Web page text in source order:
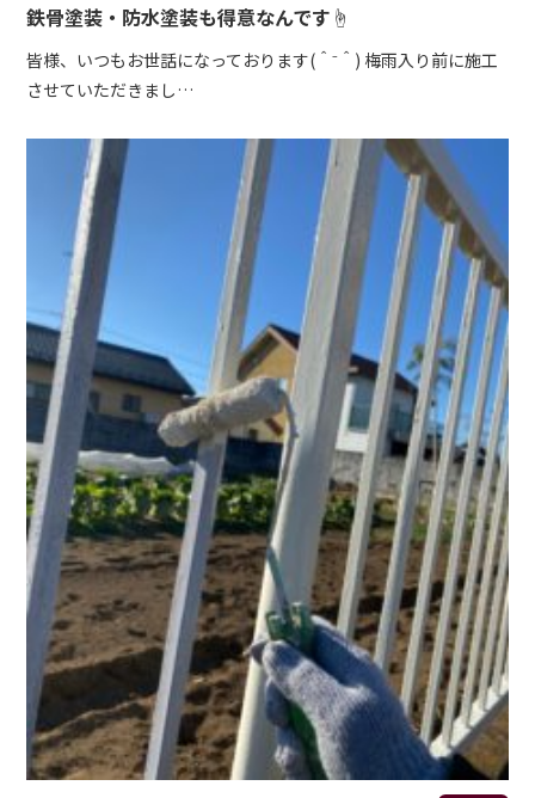
鉄骨塗装・防水塗装も得意なんです☝
皆様、いつもお世話になっております(＾⁻＾) 梅雨入り前に施工
させていただきまし…